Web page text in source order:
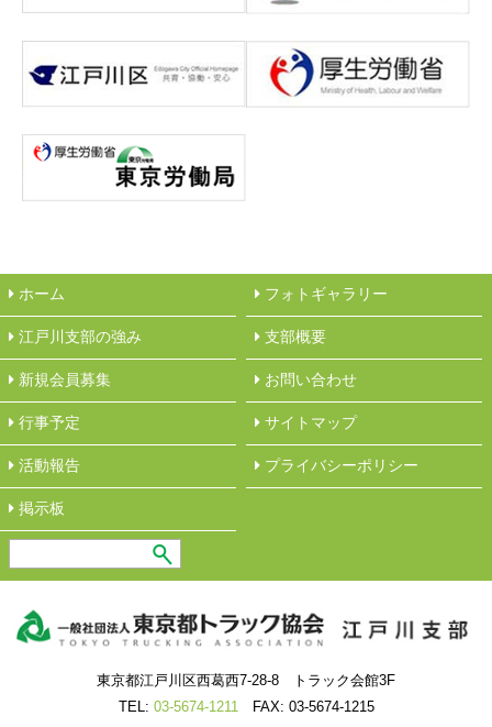
ホーム
江戸川支部の強み
新規会員募集
行事予定
活動報告
︎掲示板
フォトギャラリー
︎支部概要
︎お問い合わせ
サイトマップ
︎プライバシーポリシー
東京都江戸川区西葛西7-28-8 トラック会館3F
TEL: 03-5674-1211 FAX: 03-5674-1215